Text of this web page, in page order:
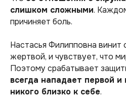
слишком сложными.
причиняет боль.
Настасья Филипповна винит
жертвой, и чувствует, что
Поэтому срабатывает
всегда нападает первой и
никого близко к себе.